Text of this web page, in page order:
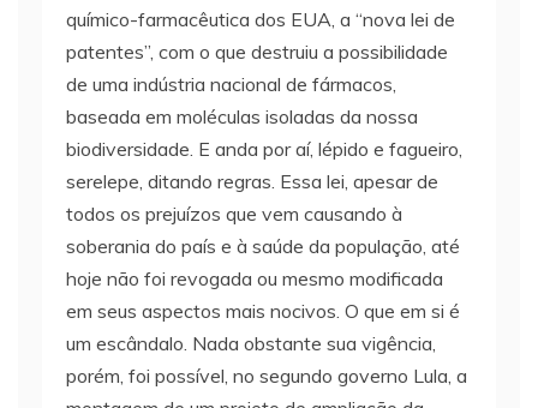
químico-farmacêutica dos EUA, a “nova lei de
patentes”, com o que destruiu a possibilidade
de uma indústria nacional de fármacos,
baseada em moléculas isoladas da nossa
biodiversidade. E anda por aí, lépido e fagueiro,
serelepe, ditando regras. Essa lei, apesar de
todos os prejuízos que vem causando à
soberania do país e à saúde da população, até
hoje não foi revogada ou mesmo modificada
em seus aspectos mais nocivos. O que em si é
um escândalo. Nada obstante sua vigência,
porém, foi possível, no segundo governo Lula, a